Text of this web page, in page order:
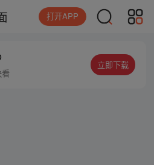
打开APP
立即下载